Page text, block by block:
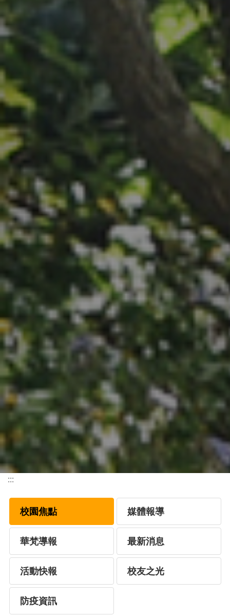
:::
校園焦點 媒體報導
華梵導報 最新消息
活動快報 校友之光
防疫資訊